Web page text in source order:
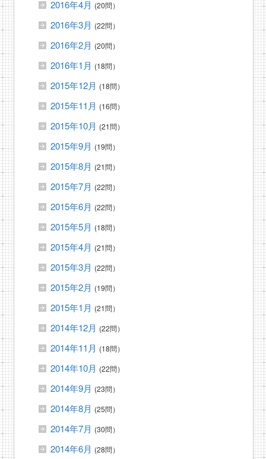
2016年4月 (20問）
2016年3月 (22問）
2016年2月 (20問）
2016年1月 (18問）
2015年12月 (18問）
2015年11月 (16問）
2015年10月 (21問）
2015年9月 (19問）
2015年8月 (21問）
2015年7月 (22問）
2015年6月 (22問）
2015年5月 (18問）
2015年4月 (21問）
2015年3月 (22問）
2015年2月 (19問）
2015年1月 (21問）
2014年12月 (22問）
2014年11月 (18問）
2014年10月 (22問）
2014年9月 (23問）
2014年8月 (25問）
2014年7月 (30問）
2014年6月 (28問）